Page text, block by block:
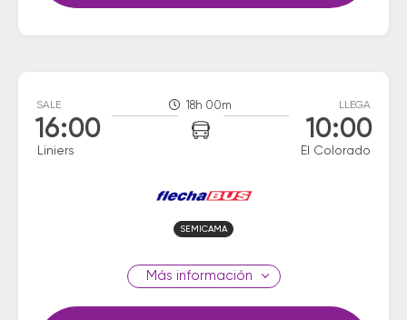
SALE
16:00
Liniers
18h 00m LLEGA
10:00
El Colorado
SEMICAMA
información